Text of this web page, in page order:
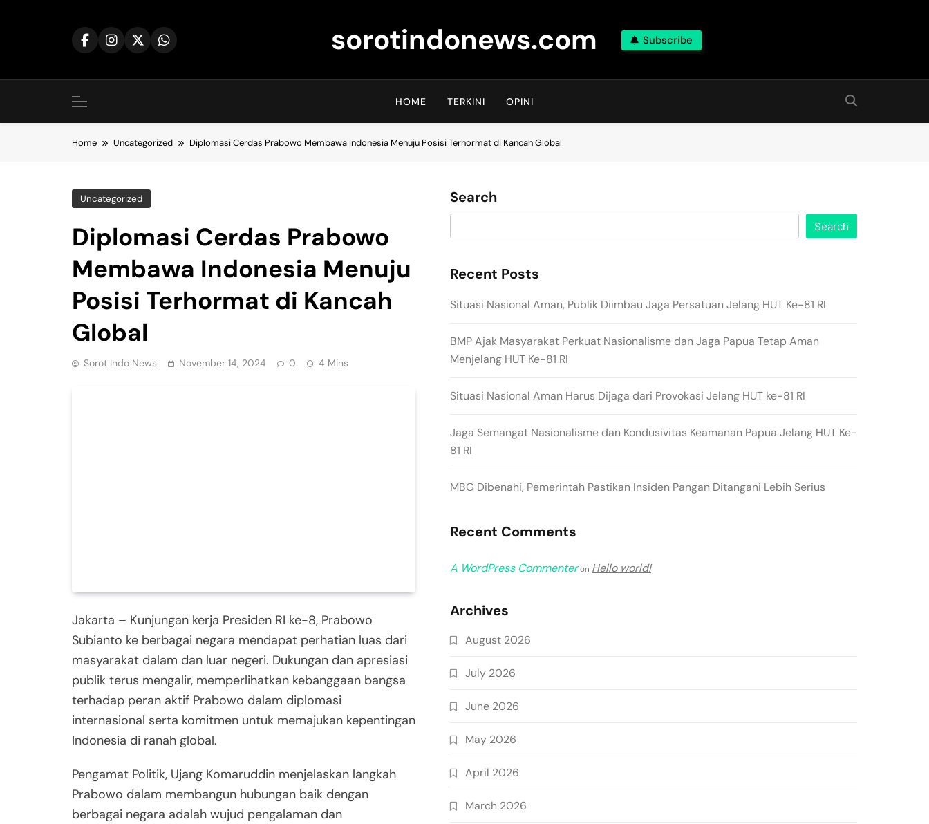
sorotindonews.com Subscribe
HOME TERKINI OPINI
Home Uncategorized Diplomasi Cerdas Prabowo Membawa Indonesia Menuju Posisi Terhormat di Kancah Global
Uncategorized
Diplomasi Cerdas Prabowo
Membawa Indonesia Menuju
Posisi Terhormat di Kancah
Global
Sorot Indo News November 14, 2024 0 4 Mins
Jakarta – Kunjungan kerja Presiden RI ke-8, Prabowo
Subianto ke berbagai negara mendapat perhatian luas dari
masyarakat dalam dan luar negeri. Dukungan dan apresiasi
publik terus mengalir, memperlihatkan kebanggaan bangsa
terhadap peran aktif Prabowo dalam diplomasi
internasional serta komitmen untuk memajukan kepentingan
Indonesia di ranah global.
Pengamat Politik, Ujang Komaruddin menjelaskan langkah
Prabowo dalam membangun hubungan baik dengan
berbagai negara adalah wujud pengalaman dan
Search
Search
Recent Posts
Situasi Nasional Aman, Publik Diimbau Jaga Persatuan Jelang HUT Ke-81 RI
BMP Ajak Masyarakat Perkuat Nasionalisme dan Jaga Papua Tetap Aman
Menjelang HUT Ke-81 RI
Situasi Nasional Aman Harus Dijaga dari Provokasi Jelang HUT ke-81 RI
Jaga Semangat Nasionalisme dan Kondusivitas Keamanan Papua Jelang HUT Ke-
81 RI
MBG Dibenahi, Pemerintah Pastikan Insiden Pangan Ditangani Lebih Serius
Recent Comments
A WordPress Commenteron Hello world!
Archives
August 2026
July 2026
June 2026
May 2026
April 2026
March 2026